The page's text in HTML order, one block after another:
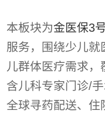
本板块为金医保3
服务，围绕少儿就
儿群体医疗需求
含儿科专家门诊/
全球寻药配送、住